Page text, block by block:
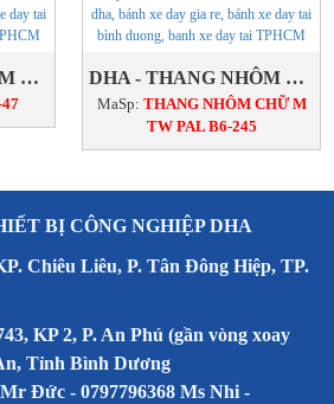
DHA - THANG NHÔM POOGSAN-PS-47 DHA - THANG NHÔM CHỮ M TW PAL B6-245
MaSp: THANG NHÔM CHỮ M
TW PAL B6-245
BỊ CÔNG NGHIỆP DHA
Chiêu Liêu, P. Tân Đông Hiệp, TP.
KP 2, P. An Phú (gần vòng xoay
Tỉnh Bình Dương
Đức - 0797796368 Ms Nhi -